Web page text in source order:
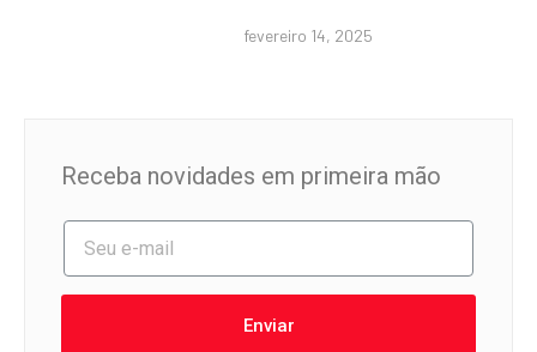
fevereiro 14, 2025
Receba novidades em primeira mão
Enviar